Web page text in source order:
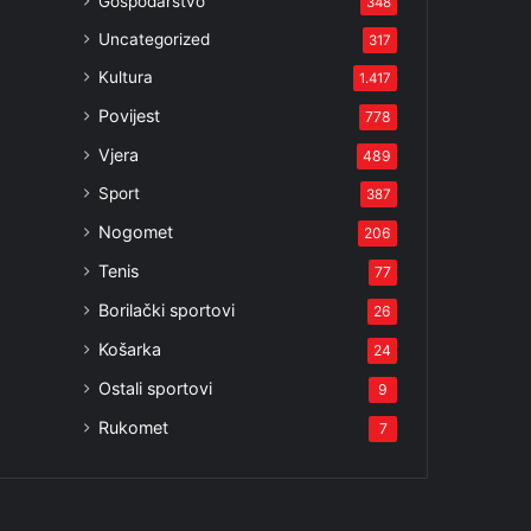
Uncategorized 317
Kultura 1.417
Povijest 778
Vjera 489
Sport 387
Nogomet 206
Tenis 77
Borilački sportovi 26
Košarka 24
Ostali sportovi 9
Rukomet 7